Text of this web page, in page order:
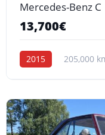
Mercedes-Benz C
13,700€
2015 205,000